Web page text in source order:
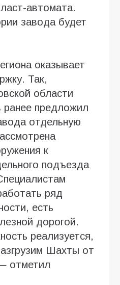
автомата.
завода будет
оказывает
Так,
области
ранее предложил
отдельную
к
подъезда
ряд
есть
дорогой.
реализуется,
Шахты от
отметил